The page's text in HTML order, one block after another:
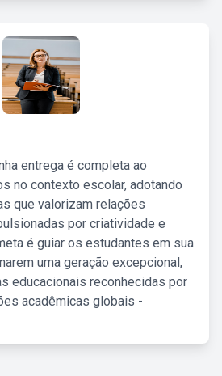
entrega é completa ao
no contexto escolar, adotando
que valorizam relações
por criatividade e
é guiar os estudantes em sua
uma geração excepcional,
educacionais reconhecidas por
acadêmicas globais -